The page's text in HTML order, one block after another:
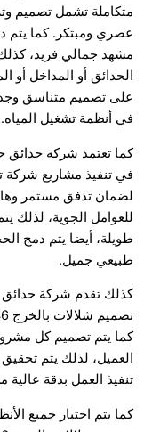
متكاملة تشمل تصميم
عصري ومبتكر. كما يتم
مشهد جمالي فريد، كذلك
الحدائق أو المداخل أو
على تصميم متناسق
في أنظمة تشغيل المياه.
كما تعتمد شركة حدائق
لضمان تدفق مستمر
للعوامل الجوية، لذلك
طويلة، أيضا يتم دمج
طبيعي جميل.
كذلك تقدم شركة
كما يتم تصميم كل
العميل، لذلك يتم
تنفيذ العمل بدقة
كما يتم اختبار جميع